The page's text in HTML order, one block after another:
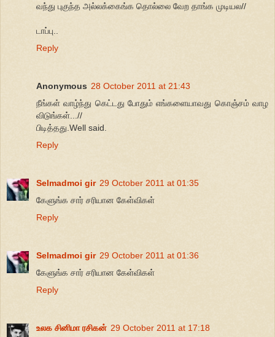
வந்து புகுந்த அல்லக்கைங்க தொல்லை வேற தாங்க முடியல//
டாப்பு..
Reply
Anonymous 28 October 2011 at 21:43
நீங்கள் வாழ்ந்து கெட்டது போதும் எங்களையாவது கொஞ்சம் வாழ
விடுங்கள்...//
பிடித்தது.Well said.
Reply
Selmadmoi gir 29 October 2011 at 01:35
கேளுங்க சார் சரியான கேள்விகள்
Reply
Selmadmoi gir 29 October 2011 at 01:36
கேளுங்க சார் சரியான கேள்விகள்
Reply
உலக சினிமா ரசிகன் 29 October 2011 at 17:18